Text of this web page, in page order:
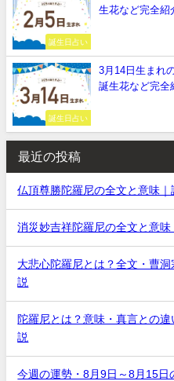
誕生日占い
生花など完全紹
誕生日占い
3月14日生まれ
誕生花など完全
最近の投稿
仏頂尊勝陀羅尼の全文と意味
消災妙吉祥陀羅尼の全文と意
大悲心陀羅尼とは？全文・曹
説
陀羅尼とは？意味・真言との
説
今週の運勢・8月9日～8月15日